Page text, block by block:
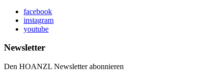
facebook
instagram
youtube
Newsletter
Den HOANZL Newsletter abonnieren